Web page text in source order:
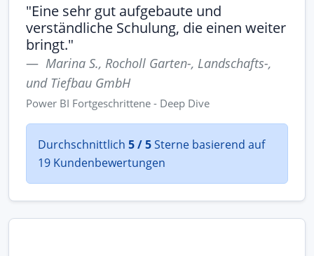
"Eine sehr gut aufgebaute und
verständliche Schulung, die einen weiter
bringt."
Marina S., Rocholl Garten-, Landschafts-,
und Tiefbau GmbH
Power BI Fortgeschrittene - Deep Dive
Durchschnittlich 5 / 5Sterne basierend auf
19 Kundenbewertungen